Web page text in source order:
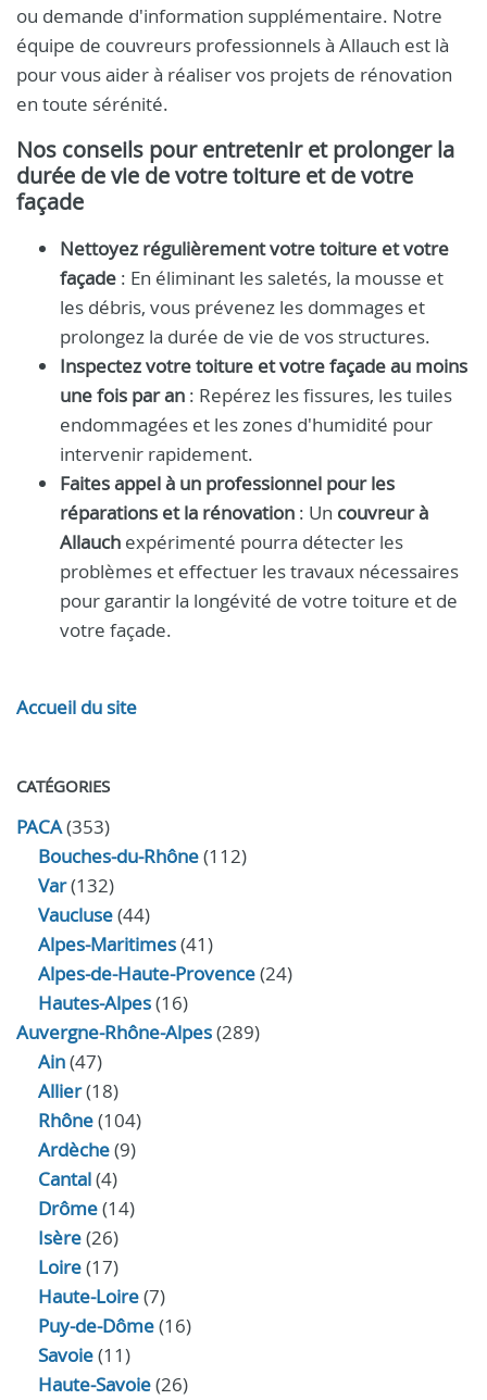
ou demande d'information supplémentaire. Notre
équipe de couvreurs professionnels à Allauch est là
pour vous aider à réaliser vos projets de rénovation
en toute sérénité.
Nos conseils pour entretenir et prolonger la
durée de vie de votre toiture et de votre
façade
Nettoyez régulièrement votre toiture et votre
façade : En éliminant les saletés, la mousse et
les débris, vous prévenez les dommages et
prolongez la durée de vie de vos structures.
Inspectez votre toiture et votre façade au moins
une fois par an : Repérez les fissures, les tuiles
endommagées et les zones d'humidité pour
intervenir rapidement.
Faites appel à un professionnel pour les
réparations et la rénovation : Un couvreur à
Allauch expérimenté pourra détecter les
problèmes et effectuer les travaux nécessaires
pour garantir la longévité de votre toiture et de
votre façade.
Accueil du site
CATÉGORIES
PACA(353)
Bouches-du-Rhône(112)
Var(132)
Vaucluse(44)
Alpes-Maritimes(41)
Alpes-de-Haute-Provence(24)
Hautes-Alpes(16)
Auvergne-Rhône-Alpes(289)
Ain(47)
Allier(18)
Rhône(104)
Ardèche(9)
Cantal(4)
Drôme(14)
Isère(26)
Loire(17)
Haute-Loire(7)
Puy-de-Dôme(16)
Savoie(11)
Haute-Savoie(26)